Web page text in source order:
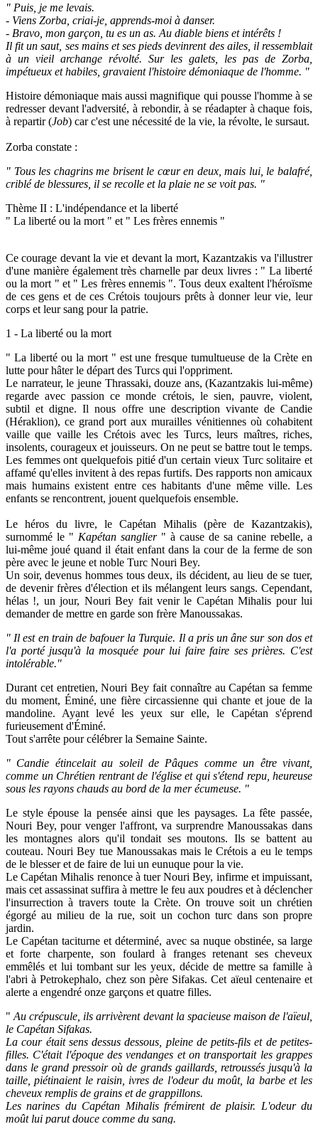
" Puis, je me levais.
- Viens Zorba, criai-je, apprends-moi à danser.
- Bravo, mon garçon, tu es un as. Au diable biens et intérêts !
Il fit un saut, ses mains et ses pieds devinrent des ailes, il ressemblait
à un vieil archange révolté. Sur les galets, les pas de Zorba,
impétueux et habiles, gravaient l'histoire démoniaque de l'homme. "
Histoire démoniaque mais aussi magnifique qui pousse l'homme à se
redresser devant l'adversité, à rebondir, à se réadapter à chaque fois,
à repartir (Job) car c'est une nécessité de la vie, la révolte, le sursaut.
Zorba constate :
" Tous les chagrins me brisent le cœur en deux, mais lui, le balafré,
criblé de blessures, il se recolle et la plaie ne se voit pas. "
Thème II : L'indépendance et la liberté
" La liberté ou la mort " et " Les frères ennemis "
Ce courage devant la vie et devant la mort, Kazantzakis va l'illustrer
d'une manière également très charnelle par deux livres : " La liberté
ou la mort " et " Les frères ennemis ". Tous deux exaltent l'héroïsme
de ces gens et de ces Crétois toujours prêts à donner leur vie, leur
corps et leur sang pour la patrie.
1 - La liberté ou la mort
" La liberté ou la mort " est une fresque tumultueuse de la Crète en
lutte pour hâter le départ des Turcs qui l'oppriment.
Le narrateur, le jeune Thrassaki, douze ans, (Kazantzakis lui-même)
regarde avec passion ce monde crétois, le sien, pauvre, violent,
subtil et digne. Il nous offre une description vivante de Candie
(Héraklion), ce grand port aux murailles vénitiennes où cohabitent
vaille que vaille les Crétois avec les Turcs, leurs maîtres, riches,
insolents, courageux et jouisseurs. On ne peut se battre tout le temps.
Les femmes ont quelquefois pitié d'un certain vieux Turc solitaire et
affamé qu'elles invitent à des repas furtifs. Des rapports non amicaux
mais humains existent entre ces habitants d'une même ville. Les
enfants se rencontrent, jouent quelquefois ensemble.
Le héros du livre, le Capétan Mihalis (père de Kazantzakis),
surnommé le " Kapétan sanglier" à cause de sa canine rebelle, a
lui-même joué quand il était enfant dans la cour de la ferme de son
père avec le jeune et noble Turc Nouri Bey.
Un soir, devenus hommes tous deux, ils décident, au lieu de se tuer,
de devenir frères d'élection et ils mélangent leurs sangs. Cependant,
hélas !, un jour, Nouri Bey fait venir le Capétan Mihalis pour lui
demander de mettre en garde son frère Manoussakas.
" Il est en train de bafouer la Turquie. Il a pris un âne sur son dos et
l'a porté jusqu'à la mosquée pour lui faire faire ses prières. C'est
intolérable."
Durant cet entretien, Nouri Bey fait connaître au Capétan sa femme
du moment, Éminé, une fière circassienne qui chante et joue de la
mandoline. Ayant levé les yeux sur elle, le Capétan s'éprend
furieusement d'Éminé.
Tout s'arrête pour célébrer la Semaine Sainte.
" Candie étincelait au soleil de Pâques comme un être vivant,
comme un Chrétien rentrant de l'église et qui s'étend repu, heureuse
sous les rayons chauds au bord de la mer écumeuse. "
Le style épouse la pensée ainsi que les paysages. La fête passée,
Nouri Bey, pour venger l'affront, va surprendre Manoussakas dans
les montagnes alors qu'il tondait ses moutons. Ils se battent au
couteau. Nouri Bey tue Manoussakas mais le Crétois a eu le temps
de le blesser et de faire de lui un eunuque pour la vie.
Le Capétan Mihalis renonce à tuer Nouri Bey, infirme et impuissant,
mais cet assassinat suffira à mettre le feu aux poudres et à déclencher
l'insurrection à travers toute la Crète. On trouve soit un chrétien
égorgé au milieu de la rue, soit un cochon turc dans son propre
jardin.
Le Capétan taciturne et déterminé, avec sa nuque obstinée, sa large
et forte charpente, son foulard à franges retenant ses cheveux
emmêlés et lui tombant sur les yeux, décide de mettre sa famille à
l'abri à Petrokephalo, chez son père Sifakas. Cet aïeul centenaire et
alerte a engendré onze garçons et quatre filles.
"Au crépuscule, ils arrivèrent devant la spacieuse maison de l'aïeul,
le Capétan Sifakas.
La cour était sens dessus dessous, pleine de petits-fils et de petites-
filles. C'était l'époque des vendanges et on transportait les grappes
dans le grand pressoir où de grands gaillards, retroussés jusqu'à la
taille, piétinaient le raisin, ivres de l'odeur du moût, la barbe et les
cheveux remplis de grains et de grappillons.
Les narines du Capétan Mihalis frémirent de plaisir. L'odeur du
moût lui parut douce comme du sang.